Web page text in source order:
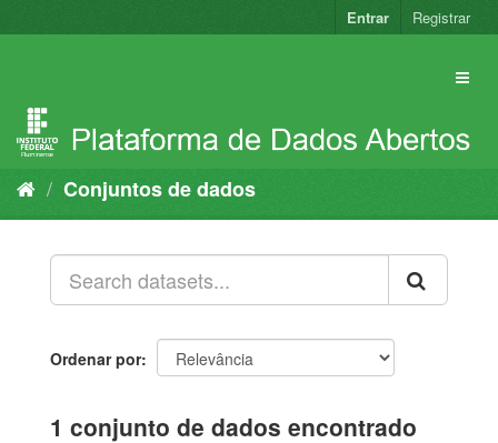
para
Entrar Registrar
Conjuntos de dados
Ordenar por
1 conjunto de dados encontrado